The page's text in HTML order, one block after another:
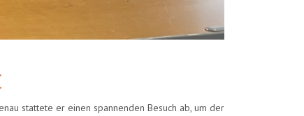
stattete er einen spannenden Besuch ab, um der